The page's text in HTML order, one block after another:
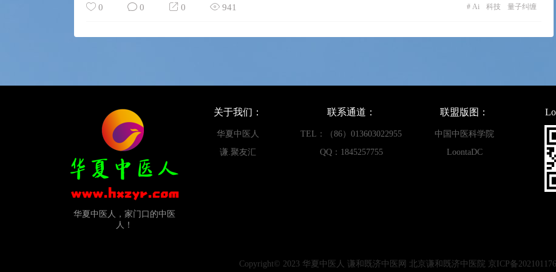
0 0 0 941 # Ai 科技 量子纠缠
华夏中医人，家门口的中医
人！
关于我们：
华夏中医人
谦.聚友汇
联系通道：
TEL：（86）013603022955
QQ：1845257755
联盟版图：
中国中医科学院
LoontaDC
Copyright© 2023 华夏中医人 谦和既济中医网 北京谦和既济中医院 京ICP备